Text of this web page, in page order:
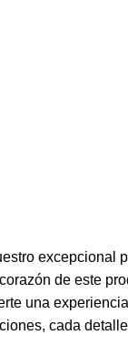
excepcional
de este
una
cada